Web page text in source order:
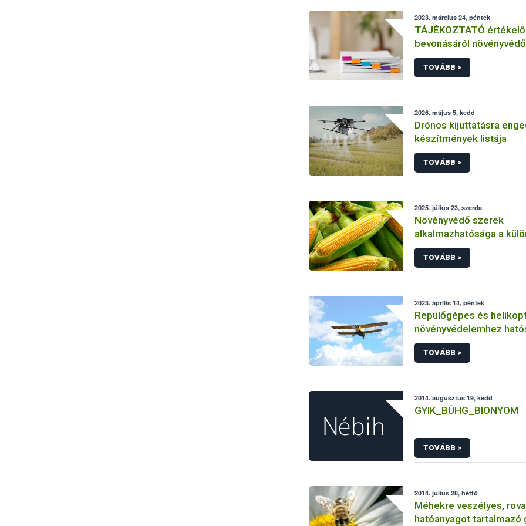
2023. március 24, péntek
TÁJÉKOZTATÓ
bevonásáról
hatóanyag és
engedélyezésére,
engedély
TOVÁBB >
2026. május 5, kedd
Drónos kijuttatásra
készítmények listája
TOVÁBB >
2025. július 23, szerda
Növényvédő szerek
alkalmazhatósága a
kukorica kultúrákban
TOVÁBB >
2023. április 14, péntek
Repülőgépes és
növényvédelemhez
engedéllyel rendelkező
TOVÁBB >
2014. augusztus 19, kedd
GYIK_BÜHG_BIONYOM
TOVÁBB >
2014. július 28, hétfő
Méhekre veszélyes,
hatóanyagot tartalmazó